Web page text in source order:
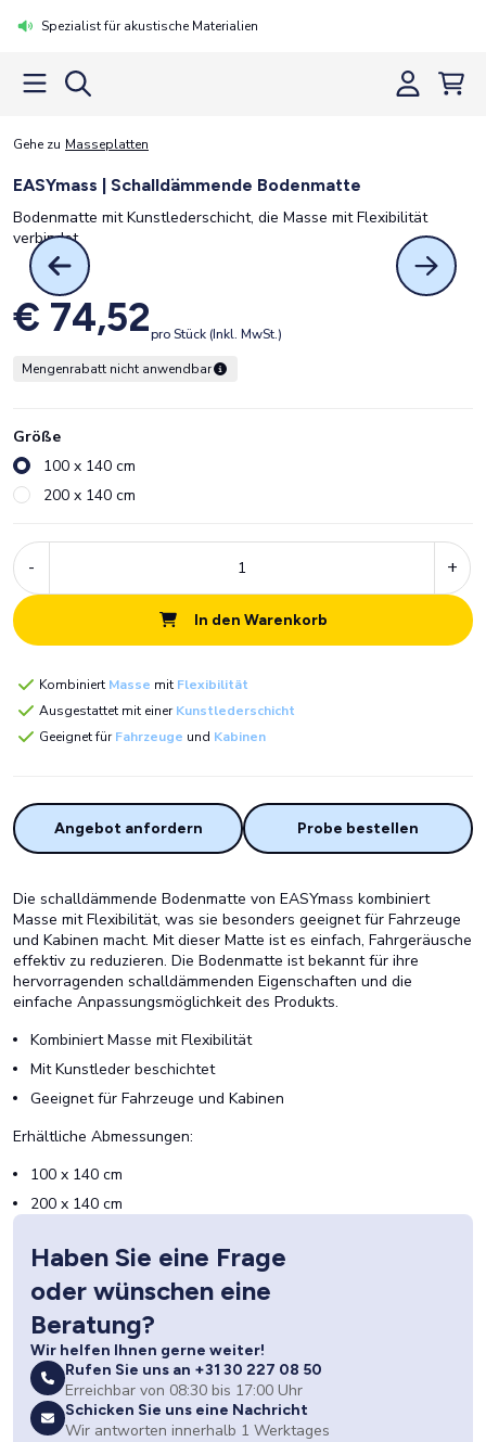
Spezialist für akustische Materialien
Gehe zu Masseplatten
EASYmass | Schalldämmende Bodenmatte
Bodenmatte mit Kunstlederschicht, die Masse mit Flexibilität
verbindet
€ 74,52pro Stück (Inkl. MwSt.)
Mengenrabatt nicht anwendbar
Größe
100 x 140 cm
200 x 140 cm
- +
In den Warenkorb
Kombiniert Masse mit Flexibilität
Ausgestattet mit einerKunstlederschicht
Geeignet fürFahrzeuge und Kabinen
Angebot anfordern Probe bestellen
Die schalldämmende Bodenmatte von EASYmass kombiniert
Masse mit Flexibilität, was sie besonders geeignet für Fahrzeuge
und Kabinen macht. Mit dieser Matte ist es einfach, Fahrgeräusche
effektiv zu reduzieren. Die Bodenmatte ist bekannt für ihre
hervorragenden schalldämmenden Eigenschaften und die
einfache Anpassungsmöglichkeit des Produkts.
Kombiniert Masse mit Flexibilität
Mit Kunstleder beschichtet
Geeignet für Fahrzeuge und Kabinen
Erhältliche Abmessungen:
100 x 140 cm
200 x 140 cm
Haben Sie eine Frage
oder wünschen eine
Beratung?
Wir helfen Ihnen gerne weiter!
Rufen Sie uns an +31 30 227 08 50
Erreichbar von 08:30 bis 17:00 Uhr
Schicken Sie uns eine Nachricht
Wir antworten innerhalb 1 Werktages